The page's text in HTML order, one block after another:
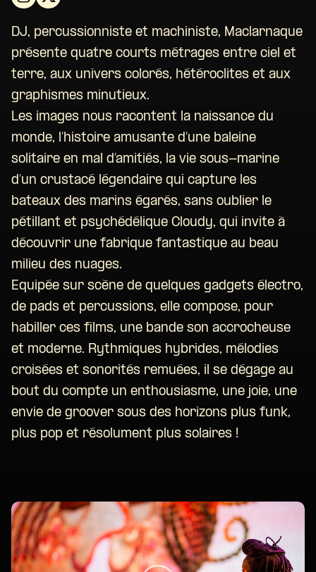
DJ, percussionniste et machiniste, Maclarnaque
présente quatre courts métrages entre ciel et
terre, aux univers colorés, hétéroclites et aux
graphismes minutieux.
Les images nous racontent la naissance du
monde, l’histoire amusante d’une baleine
solitaire en mal d’amitiés, la vie sous-marine
d’un crustacé légendaire qui capture les
bateaux des marins égarés, sans oublier le
pétillant et psychédélique Cloudy, qui invite à
découvrir une fabrique fantastique au beau
milieu des nuages.
Equipée sur scène de quelques gadgets électro,
de pads et percussions, elle compose, pour
habiller ces films, une bande son accrocheuse
et moderne. Rythmiques hybrides, mélodies
croisées et sonorités remuées, il se dégage au
bout du compte un enthousiasme, une joie, une
envie de groover sous des horizons plus funk,
plus pop et résolument plus solaires !